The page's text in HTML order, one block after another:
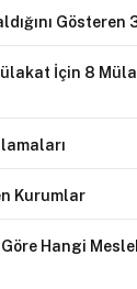
Gösteren
İçin 8
Kurumlar
Hangi